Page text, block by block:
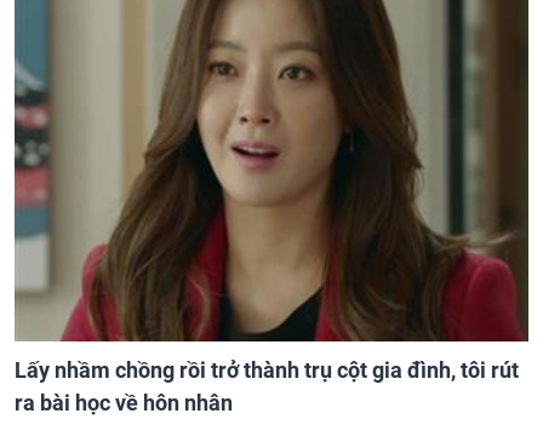
Lấy nhầm chồng rồi trở thành trụ cột gia đình, tôi rút
ra bài học về hôn nhân